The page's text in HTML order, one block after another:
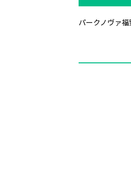
パークノヴァ